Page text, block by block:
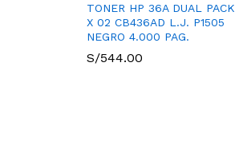
TONER HP 36A DUAL PACK
X 02 CB436AD L.J. P1505
NEGRO 4.000 PAG.
S/544.00